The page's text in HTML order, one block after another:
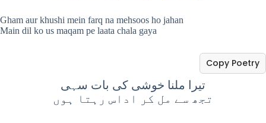
Gham aur khushi mein farq na mehsoos ho jahan
Main dil ko us maqam pe laata chala gaya
تیرا ملنا خوشی کی بات سہی
تجھ سے مل کر اداس رہتا ہوں
Copy Poetry